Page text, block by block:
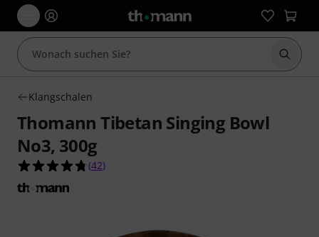
Suche
Klangschalen
Thomann Tibetan Singing Bowl
No3, 300g
4.7 von 5 Sternen aus 42 Kundenbewertungen
(42)